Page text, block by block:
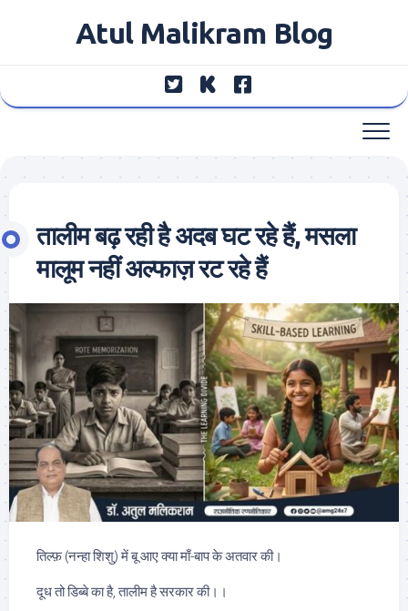
Atul Malikram Blog
तालीम बढ़ रही है अदब घट रहे हैं, मसला
मालूम नहीं अल्फाज़ रट रहे हैं
तिल्फ़ (नन्हा शिशु) में बू आए क्या माँ-बाप के अतवार की।
दूध तो डिब्बे का है, तालीम है सरकार की।।